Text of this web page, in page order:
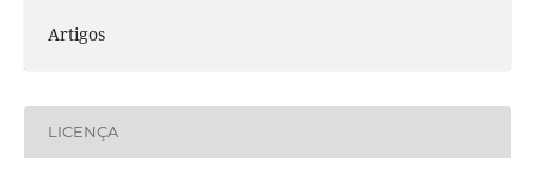
Artigos
LICENÇA